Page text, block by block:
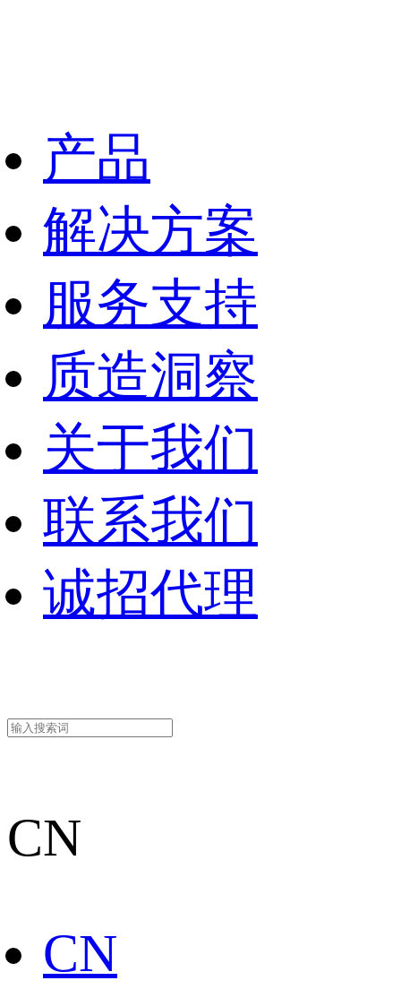
产品
解决方案
服务支持
质造洞察
关于我们
联系我们
诚招代理
CN
CN